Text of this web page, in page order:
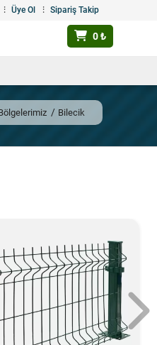
Üye Ol Sipariş Takip
0 ₺
Bilecik